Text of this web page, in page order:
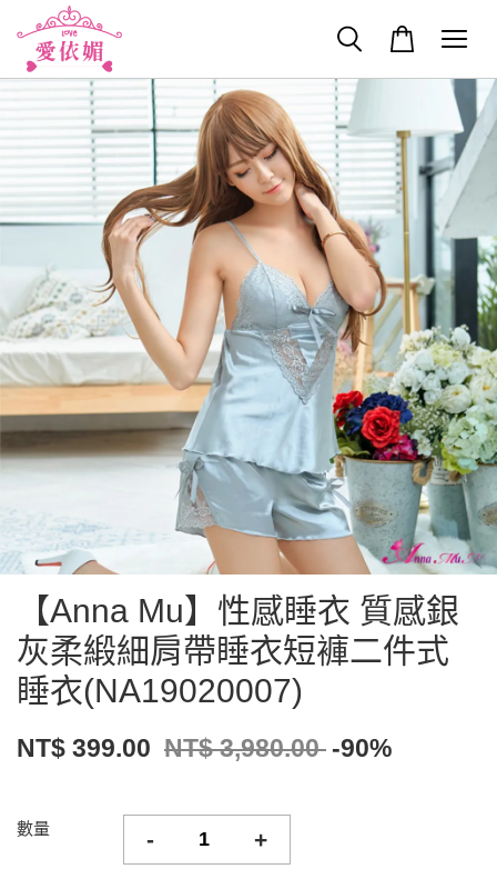
【Anna Mu】性感睡衣 質感銀
灰柔緞細肩帶睡衣短褲二件式
睡衣(NA19020007)
NT$ 399.00 NT$ 3,980.00 -90%
數量 - +